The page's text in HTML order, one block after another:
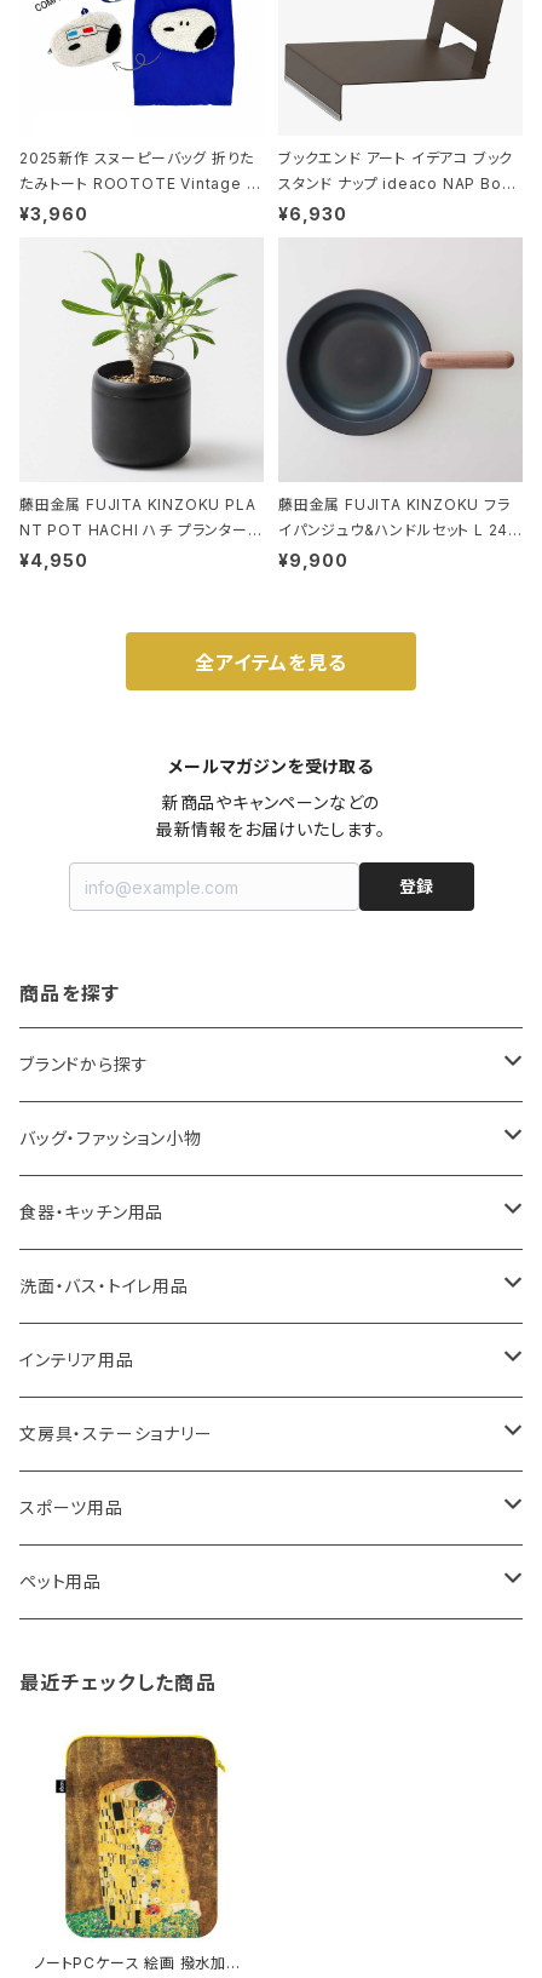
2025新作 スヌーピーバッグ 折りた
たみトート ROOTOTE Vintage P
EANUTS ROO-shopper mid 84
ド.ピーナッツ-0P 3Dグラス
¥3,960
ブックエンド アート イデアコ ブック
スタンド ナップ ideaco NAP Book
stand ブラウン
¥6,930
藤田金属 FUJITA KINZOKU PLA
NT POT HACHI ハチ プランターポ
ット 3号 ブラック
¥4,950
藤田金属 FUJITA KINZOKU フラ
イパンジュウ&ハンドルセット L 24c
m ガス火・IH対応 鉄フライパン ウォ
¥9,900
全アイテムを見る
メールマガジンを受け取る
新商品やキャンペーンなどの
最新情報をお届けいたします。
登録
商品を探す
ブランドから探す
LOQI
ideaco
a.depeche
ROOTOTE
100percent
藤田金属
TG
Like-it
KIND BAG LONDON
バッグ・ファッション小物
エコバッグ
アクセサリー
トートバッグ
保冷バッグ
リュックサック
ショルダーバッグ
マザーズバッグ
パソコンケース
食器・キッチン用品
キッチンラック
キッチンペーパーホルダー
食器・テーブルウェア
ゴミ箱
収納用品
タオルハンガー
調理器具・調理小物
洗面・バス・トイレ用品
洗面用品
掃除・洗濯用品
トイレ用品
バス用品
インテリア用品
アイロン台
アクセサリー収納
ウェットティッシュケース
蚊やり
クッション・クッションカバー
文房具・ステーショナリー
筆記具・ペン
ノート
スポーツ用品
卓球用品
ペット用品
その他
最近チェックした商品
ノートPCケース 絵画 撥水加工